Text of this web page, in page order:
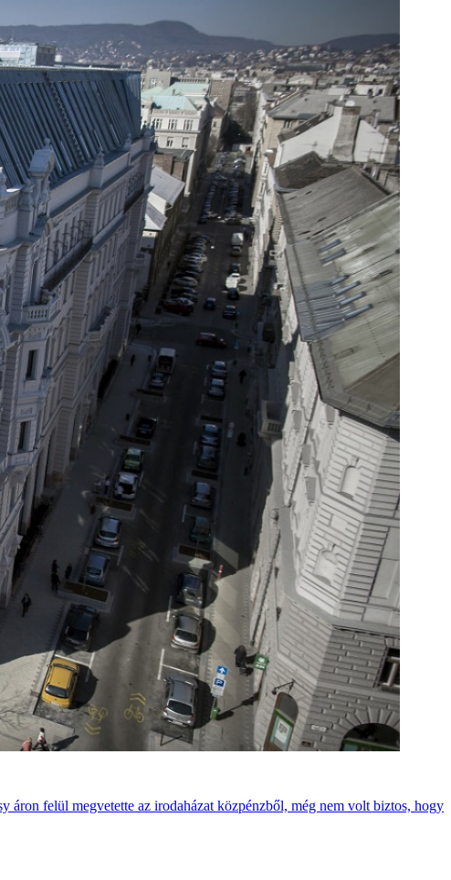
felül megvetette az irodaházat közpénzből, még nem volt biztos, hogy